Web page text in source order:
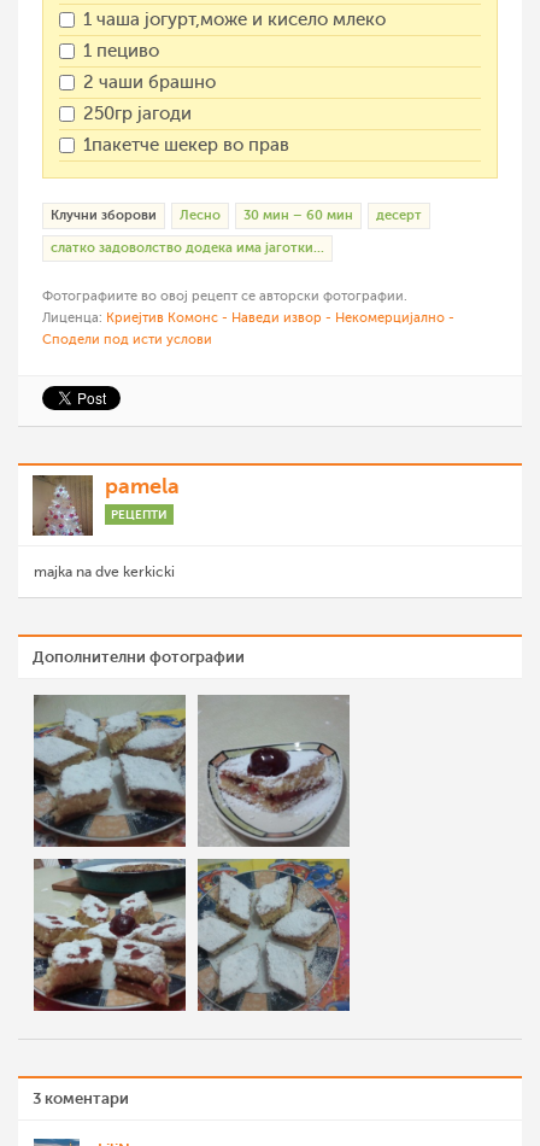
1 чаша јогурт,може и кисело млеко
1 пециво
2 чаши брашно
250гр јагоди
1пакетче шекер во прав
Клучни зборови Лесно 30 мин – 60 мин десерт
слатко задоволство додека има јаготки...
Фотографиите во овој рецепт се авторски фотографии.
Лиценца: Криејтив Комонс - Наведи извор - Некомерцијално -
Сподели под исти услови
pamela
РЕЦЕПТИ
majka na dve kerkicki
Дополнителни фотографии
3 коментари